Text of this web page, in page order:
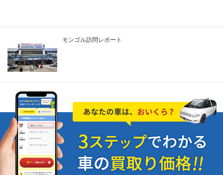
モンゴル訪問レポート